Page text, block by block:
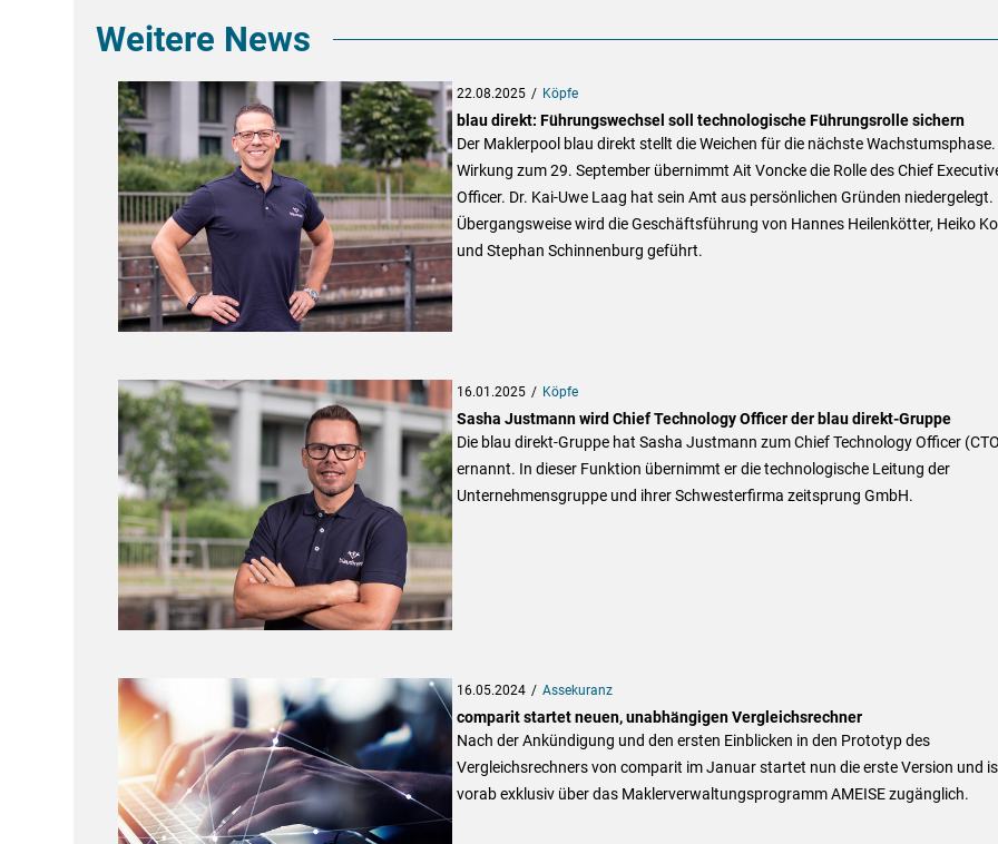
Weitere News
22.08.2025 Köpfe
blau direkt: Führungswechsel soll technologische Führungsrolle sichern
Der Maklerpool blau direkt stellt die Weichen für die nächste
Wirkung zum 29. September übernimmt Ait Voncke die Rolle des Chief
Officer. Dr. Kai-Uwe Laag hat sein Amt aus persönlichen Gründen niedergelegt.
Übergangsweise wird die Geschäftsführung von Hannes Heilenkötter, Heiko
und Stephan Schinnenburg geführt.
16.01.2025 Köpfe
Sasha Justmann wird Chief Technology Officer der blau direkt-Gruppe
Die blau direkt-Gruppe hat Sasha Justmann zum Chief Technology Officer
ernannt. In dieser Funktion übernimmt er die technologische Leitung der
Unternehmensgruppe und ihrer Schwesterfirma zeitsprung GmbH.
16.05.2024 Assekuranz
comparit startet neuen, unabhängigen Vergleichsrechner
Nach der Ankündigung und den ersten Einblicken in den Prototyp des
Vergleichsrechners von comparit im Januar startet nun die erste Version und
vorab exklusiv über das Maklerverwaltungsprogramm AMEISE zugänglich.